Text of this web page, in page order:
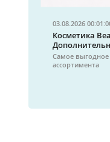
03.08.2026
Косметика
Самое
ассортимента